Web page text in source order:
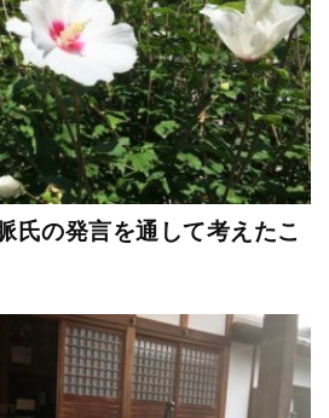
氏の発言を通して考えたこ